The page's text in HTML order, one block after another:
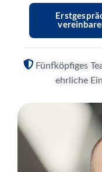
Fünfköpfiges
ehrliche